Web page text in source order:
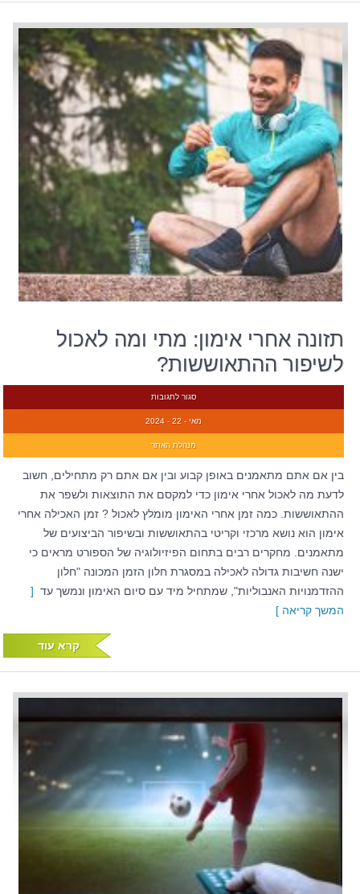
תזונה אחרי אימון: מתי ומה לאכול
לשיפור ההתאוששות?
סגור לתגובות
מאי - 22 - 2024
מנהלת האתר
בין אם אתם מתאמנים באופן קבוע ובין אם אתם רק מתחילים, חשוב
לדעת מה לאכול אחרי אימון כדי למקסם את התוצאות ולשפר את
ההתאוששות. כמה זמן אחרי האימון מומלץ לאכול ? זמן האכילה אחרי
אימון הוא נושא מרכזי וקריטי בהתאוששות ובשיפור הביצועים של
מתאמנים. מחקרים רבים בתחום הפיזיולוגיה של הספורט מראים כי
ישנה חשיבות גדולה לאכילה במסגרת חלון הזמן המכונה "חלון
ההזדמנויות האנבוליות", שמתחיל מיד עם סיום האימון ונמשך עד [
המשך קריאה ]
קרא עוד